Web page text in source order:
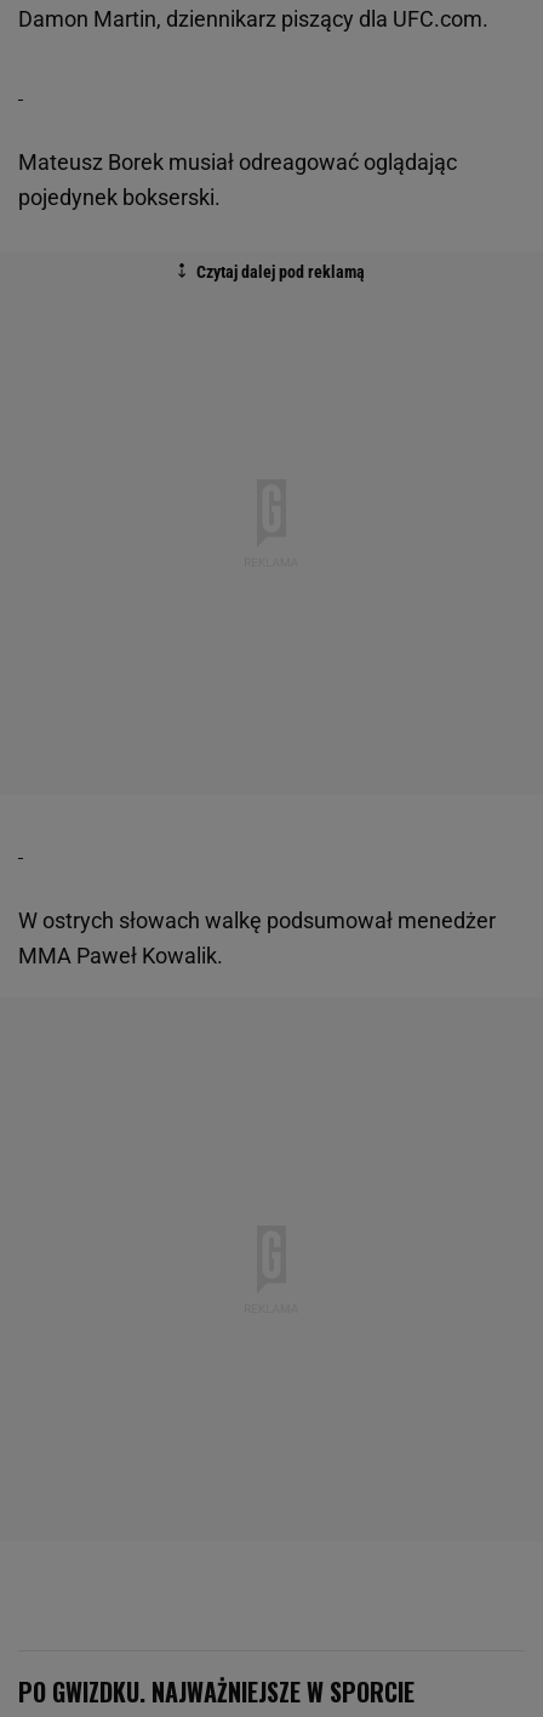
Damon Martin, dziennikarz piszący dla UFC.com.
Mateusz Borek musiał odreagować oglądając
pojedynek bokserski.
W ostrych słowach walkę podsumował menedżer
MMA Paweł Kowalik.